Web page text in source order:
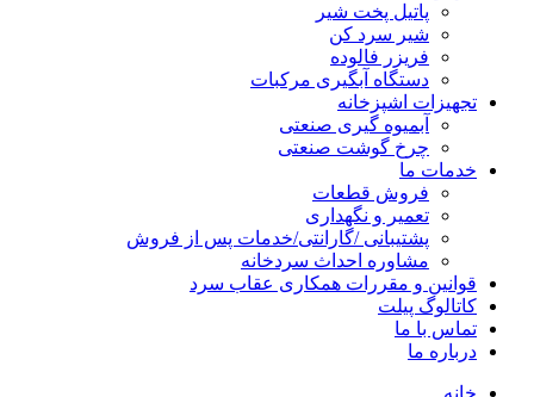
پاتیل پخت شیر
شیر سرد کن
فریزر فالوده
دستگاه آبگیری مرکبات
تجهیزات اشپزخانه
آبمیوه گیری صنعتی
چرخ گوشت صنعتی
خدمات ما
فروش قطعات
تعمیر و نگهداری
پشتیبانی /گارانتی/خدمات پس از فروش
مشاوره احداث سردخانه
قوانین و مقررات همکاری عقاب سرد
کاتالوگ پیلت
تماس با ما
درباره ما
خانه